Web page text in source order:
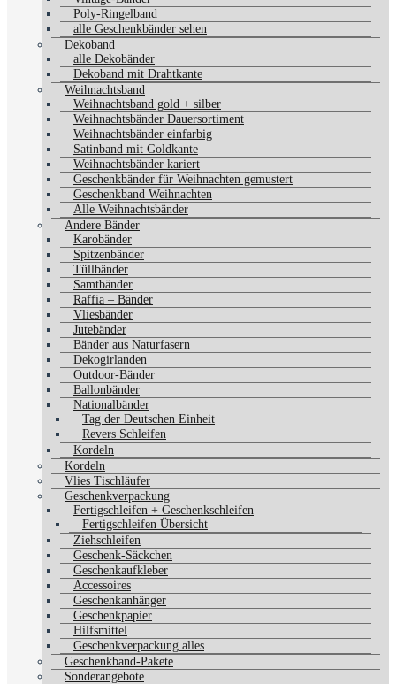
Poly-Ringelband
alle Geschenkbänder sehen
Dekoband
alle Dekobänder
Dekoband mit Drahtkante
Weihnachtsband
Weihnachtsband gold + silber
Weihnachtsbänder Dauersortiment
Weihnachtsbänder einfarbig
Satinband mit Goldkante
Weihnachtsbänder kariert
Geschenkbänder für Weihnachten gemustert
Geschenkband Weihnachten
Alle Weihnachtsbänder
Andere Bänder
Karobänder
Spitzenbänder
Tüllbänder
Samtbänder
Raffia – Bänder
Vliesbänder
Jutebänder
Bänder aus Naturfasern
Dekogirlanden
Outdoor-Bänder
Ballonbänder
Nationalbänder
Tag der Deutschen Einheit
Revers Schleifen
Kordeln
Kordeln
Vlies Tischläufer
Geschenkverpackung
Fertigschleifen + Geschenkschleifen
Fertigschleifen Übersicht
Ziehschleifen
Geschenk-Säckchen
Geschenkaufkleber
Accessoires
Geschenkanhänger
Geschenkpapier
Hilfsmittel
Geschenkverpackung alles
Geschenkband-Pakete
Sonderangebote